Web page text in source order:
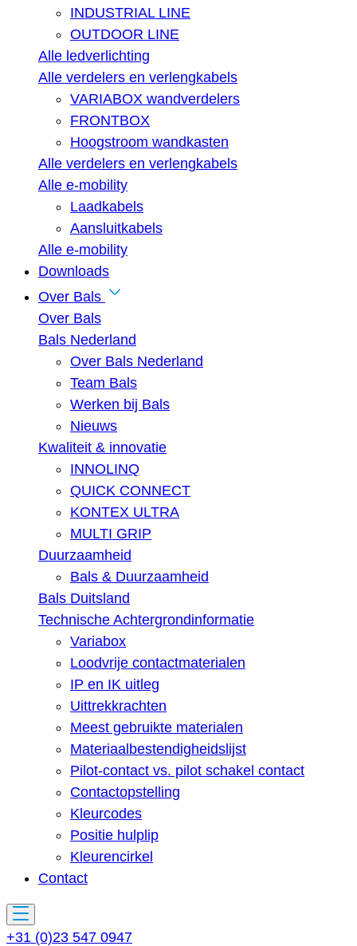
INDUSTRIAL LINE
OUTDOOR LINE
Alle ledverlichting
Alle verdelers en verlengkabels
VARIABOX wandverdelers
FRONTBOX
Hoogstroom wandkasten
Alle verdelers en verlengkabels
Alle e-mobility
Laadkabels
Aansluitkabels
Alle e-mobility
Downloads
Over Bals
Over Bals
Bals Nederland
Over Bals Nederland
Team Bals
Werken bij Bals
Nieuws
Kwaliteit & innovatie
INNOLINQ
QUICK CONNECT
KONTEX ULTRA
MULTI GRIP
Duurzaamheid
Bals & Duurzaamheid
Bals Duitsland
Technische Achtergrondinformatie
Variabox
Loodvrije contactmaterialen
IP en IK uitleg
Uittrekkrachten
Meest gebruikte materialen
Materiaalbestendigheidslijst
Pilot-contact vs. pilot schakel contact
Contactopstelling
Kleurcodes
Positie hulplip
Kleurencirkel
Contact
+31 (0)23 547 0947